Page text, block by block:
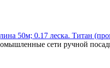
50м; 0.17 леска. Титан
сети ручной